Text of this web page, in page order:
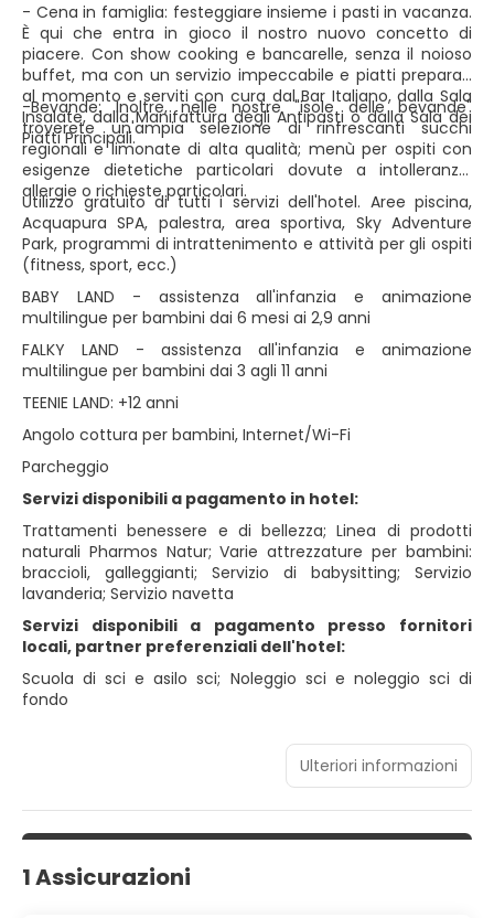
- Cena in famiglia: festeggiare insieme i pasti in vacanza.
È qui che entra in gioco il nostro nuovo concetto di
piacere. Con show cooking e bancarelle, senza il noioso
buffet, ma con un servizio impeccabile e piatti preparati
al momento e serviti con cura dal Bar Italiano, dalla Sala
Insalate, dalla Manifattura degli Antipasti o dalla Sala dei
Piatti Principali.
-Bevande: Inoltre, nelle nostre "isole delle bevande"
troverete un'ampia selezione di rinfrescanti succhi
regionali e limonate di alta qualità; menù per ospiti con
esigenze dietetiche particolari dovute a intolleranze,
allergie o richieste particolari.
Utilizzo gratuito di tutti i servizi dell'hotel. Aree piscina,
Acquapura SPA, palestra, area sportiva, Sky Adventure
Park, programmi di intrattenimento e attività per gli ospiti
(fitness, sport, ecc.)
BABY LAND - assistenza all'infanzia e animazione
multilingue per bambini dai 6 mesi ai 2,9 anni
FALKY LAND - assistenza all'infanzia e animazione
multilingue per bambini dai 3 agli 11 anni
TEENIE LAND: +12 anni
Angolo cottura per bambini, Internet/Wi-Fi
Parcheggio
Servizi disponibili a pagamento in hotel:
Trattamenti benessere e di bellezza; Linea di prodotti
naturali Pharmos Natur; Varie attrezzature per bambini:
braccioli, galleggianti; Servizio di babysitting; Servizio
lavanderia; Servizio navetta
Servizi disponibili a pagamento presso fornitori
locali, partner preferenziali dell'hotel:
Scuola di sci e asilo sci; Noleggio sci e noleggio sci di
fondo
Ulteriori informazioni
1 Assicurazioni